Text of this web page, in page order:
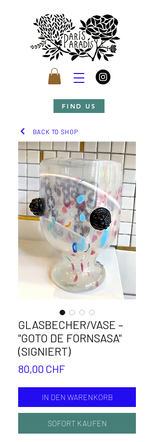
FIND US
BACK TO SHOP
GLASBECHER/VASE –
"GOTO DE FORNSASA"
(SIGNIERT)
80,00 CHF
IN DEN WARENKORB
SOFORT KAUFEN